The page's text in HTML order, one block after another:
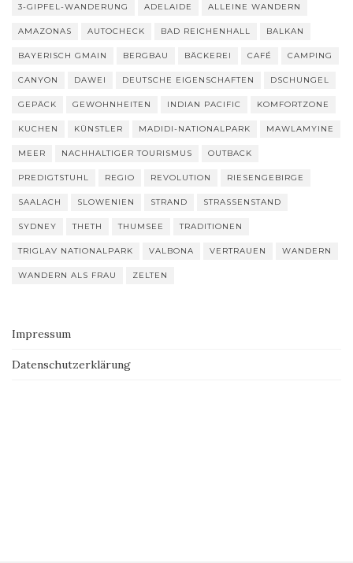
3-GIPFEL-WANDERUNG ADELAIDE ALLEINE WANDERN
AMAZONAS AUTOCHECK BAD REICHENHALL BALKAN
BAYERISCH GMAIN BERGBAU BÄCKEREI CAFÉ CAMPING
CANYON DAWEI DEUTSCHE EIGENSCHAFTEN DSCHUNGEL
GEPÄCK GEWOHNHEITEN INDIAN PACIFIC KOMFORTZONE
KUCHEN KÜNSTLER MADIDI-NATIONALPARK MAWLAMYINE
MEER NACHHALTIGER TOURISMUS OUTBACK
PREDIGTSTUHL REGIO REVOLUTION RIESENGEBIRGE
SAALACH SLOWENIEN STRAND STRASSENSTAND
SYDNEY THETH THUMSEE TRADITIONEN
TRIGLAV NATIONALPARK VALBONA VERTRAUEN WANDERN
WANDERN ALS FRAU ZELTEN
Impressum
Datenschutzerklärung